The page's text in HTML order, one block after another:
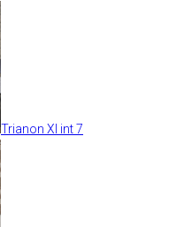
Trianon XI int 7